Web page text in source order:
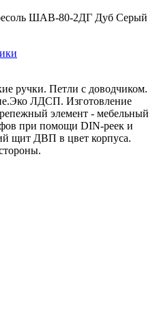
ШАВ-80-2ДГ Дуб Серый
ручки. Петли с доводчиком.
ЛДСП. Изготовление
элемент - мебельный
при помощи DIN-реек и
щит ДВП в цвет корпуса.